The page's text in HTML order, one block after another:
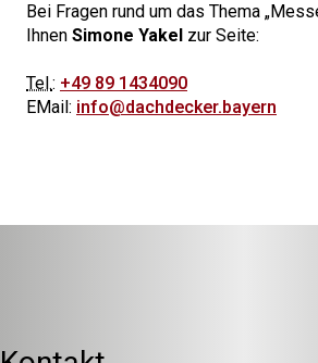
Bei Fragen rund um das Thema
Ihnen Simone Yakel zur Seite:
Tel.: +49 89 1434090
EMail: info@dachdecker.bayern